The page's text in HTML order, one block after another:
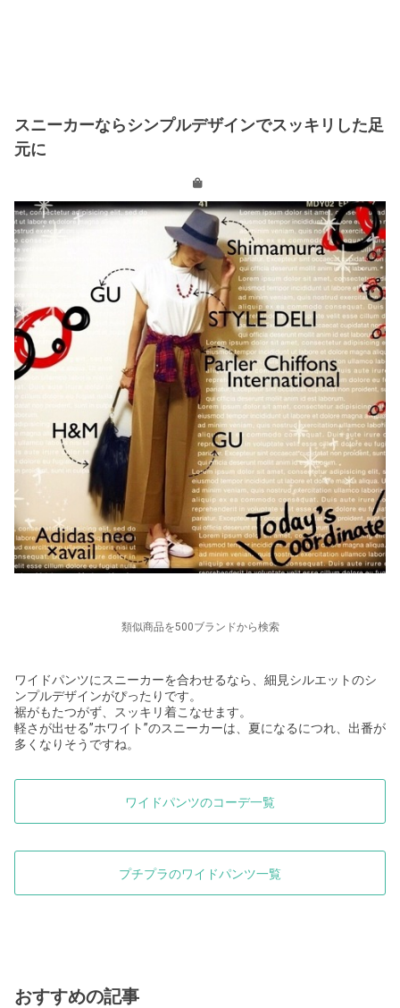
スニーカーならシンプルデザインでスッキリした足
元に
類似商品を500ブランドから検索
ワイドパンツにスニーカーを合わせるなら、細見シルエットのシ
ンプルデザインがぴったりです。
裾がもたつがず、スッキリ着こなせます。
軽さが出せる”ホワイト”のスニーカーは、夏になるにつれ、出番が
多くなりそうですね。
ワイドパンツのコーデ一覧
プチプラのワイドパンツ一覧
おすすめの記事